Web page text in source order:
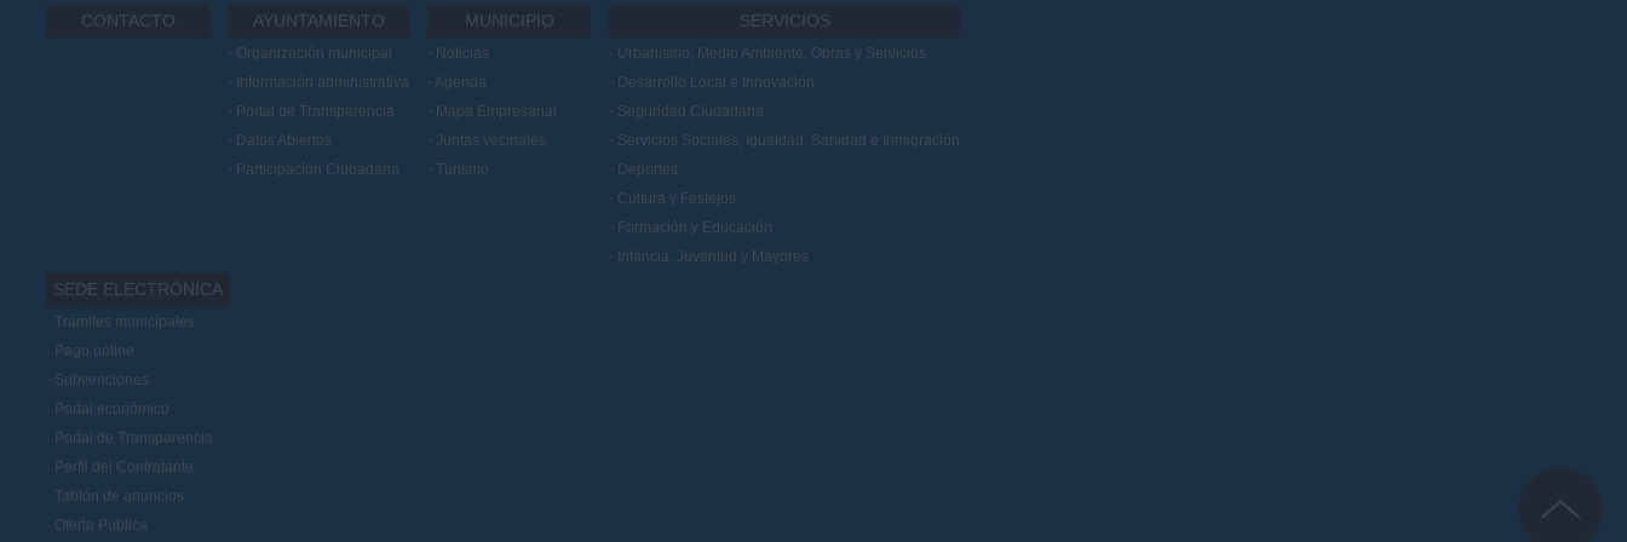
CONTACTO AYUNTAMIENTO
Organización municipal
Información administrativa
Portal de Transparencia
Datos Abiertos
Participación Ciudadana
MUNICIPIO
Noticias
Agenda
Mapa Empresarial
Juntas vecinales
Turismo
SERVICIOS
Urbanismo, Medio Ambiente, Obras y Servicios
Desarrollo Local e Innovación
Seguridad Ciudadana
Servicios Sociales, Igualdad, Sanidad e Inmigración
Deportes
Cultura y Festejos
Formación y Educación
Infancia, Juventud y Mayores
SEDE ELECTRÓNICA
Trámites municipales
Pago online
Subvenciones
Portal económico
Portal de Transparencia
Perfil del Contratante
Tablón de anuncios
Oferta Pública